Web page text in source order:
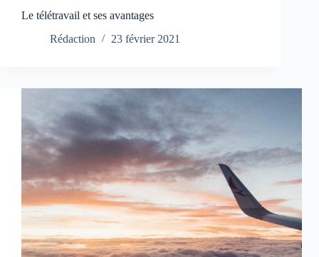
Le télétravail et ses avantages
Rédaction
23 février 2021